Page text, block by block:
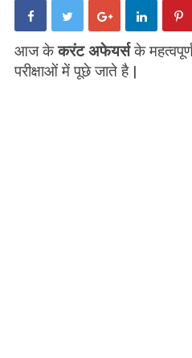
आज केकरंट अफेयर्सके
परीक्षाओं में पूछे जाते है |